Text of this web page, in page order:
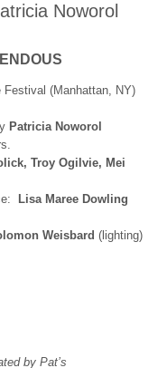
Noworol
Festival (Manhattan, NY)
Patricia Noworol
Troy Ogilvie, Mei
Lisa Maree Dowling
Weisbard (lighting)
by Pat’s